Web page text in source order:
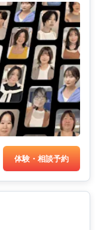
体験・相談予約